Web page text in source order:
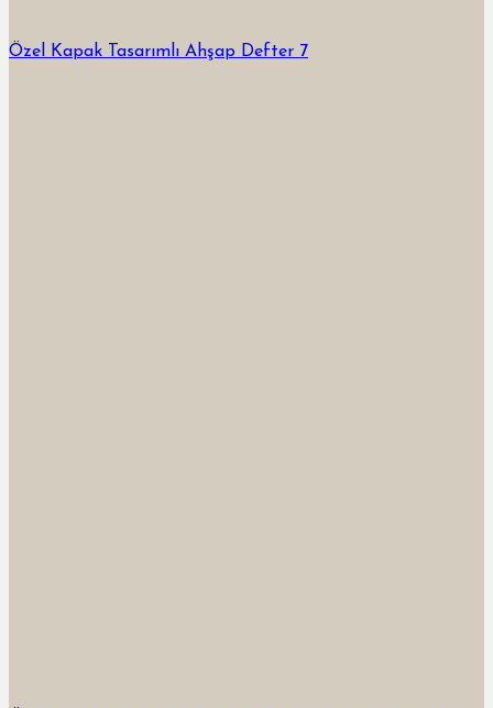
Özel Kapak Tasarımlı Ahşap Defter 7